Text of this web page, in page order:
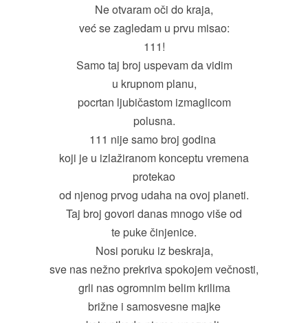
Ne otvaram oči do kraja,
već se zagledam u prvu misao:
111!
Samo taj broj uspevam da vidim
u krupnom planu,
pocrtan ljubičastom izmaglicom
polusna.
111 nije samo broj godina
koji je u izlažiranom konceptu vremena
protekao
od njenog prvog udaha na ovoj planeti.
Taj broj govori danas mnogo više od
te puke činjenice.
Nosi poruku iz beskraja,
sve nas nežno prekriva spokojem večnosti,
grli nas ogromnim belim krilima
brižne i samosvesne majke